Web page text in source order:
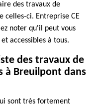
des travaux de
celles-ci. Entreprise CE
noter qu'il peut vous
accessibles à tous.
des travaux de
à Breuilpont dans
sont très fortement